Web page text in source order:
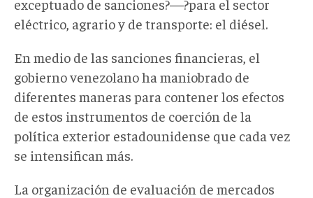
exceptuado de sanciones?—?para el sector
eléctrico, agrario y de transporte: el diésel.
En medio de las sanciones financieras, el
gobierno venezolano ha maniobrado de
diferentes maneras para contener los efectos
de estos instrumentos de coerción de la
política exterior estadounidense que cada vez
se intensifican más.
La organización de evaluación de mercados